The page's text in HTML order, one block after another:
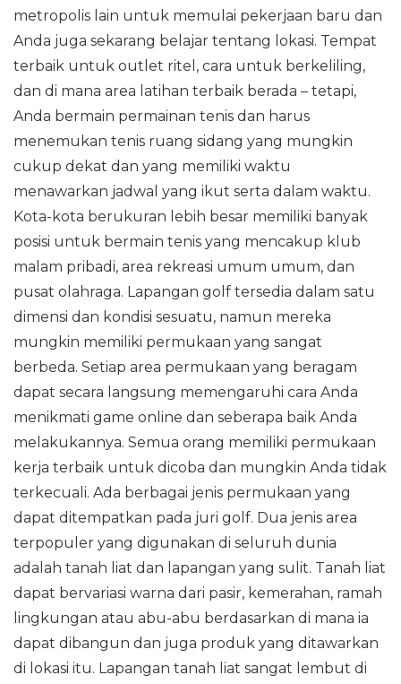
metropolis lain untuk memulai pekerjaan baru dan
Anda juga sekarang belajar tentang lokasi. Tempat
terbaik untuk outlet ritel, cara untuk berkeliling,
dan di mana area latihan terbaik berada – tetapi,
Anda bermain permainan tenis dan harus
menemukan tenis ruang sidang yang mungkin
cukup dekat dan yang memiliki waktu
menawarkan jadwal yang ikut serta dalam waktu.
Kota-kota berukuran lebih besar memiliki banyak
posisi untuk bermain tenis yang mencakup klub
malam pribadi, area rekreasi umum umum, dan
pusat olahraga. Lapangan golf tersedia dalam satu
dimensi dan kondisi sesuatu, namun mereka
mungkin memiliki permukaan yang sangat
berbeda. Setiap area permukaan yang beragam
dapat secara langsung memengaruhi cara Anda
menikmati game online dan seberapa baik Anda
melakukannya. Semua orang memiliki permukaan
kerja terbaik untuk dicoba dan mungkin Anda tidak
terkecuali. Ada berbagai jenis permukaan yang
dapat ditempatkan pada juri golf. Dua jenis area
terpopuler yang digunakan di seluruh dunia
adalah tanah liat dan lapangan yang sulit. Tanah liat
dapat bervariasi warna dari pasir, kemerahan, ramah
lingkungan atau abu-abu berdasarkan di mana ia
dapat dibangun dan juga produk yang ditawarkan
di lokasi itu. Lapangan tanah liat sangat lembut di